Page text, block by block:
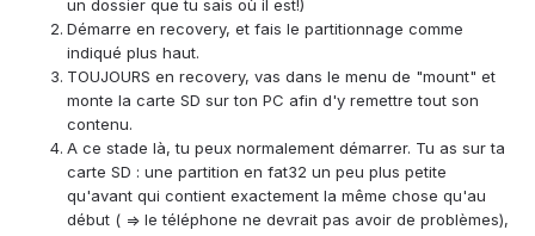
un dossier que tu sais où il est!)
Démarre en recovery, et fais le partitionnage comme
indiqué plus haut.
TOUJOURS en recovery, vas dans le menu de "mount" et
monte la carte SD sur ton PC afin d'y remettre tout son
contenu.
A ce stade là, tu peux normalement démarrer. Tu as sur ta
carte SD : une partition en fat32 un peu plus petite
qu'avant qui contient exactement la même chose qu'au
début ( => le téléphone ne devrait pas avoir de problèmes),